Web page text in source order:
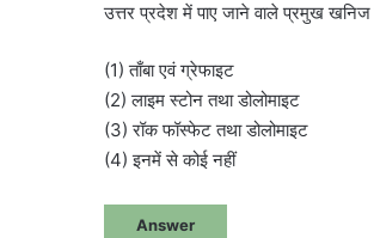
उत्तर प्रदेश में पाए जाने वाले प्रमुख खनिज
(1) ताँबा एवं ग्रेफाइट
(2) लाइम स्टोन तथा डोलोमाइट
(3) रॉक फॉस्फेट तथा डोलोमाइट
(4) इनमें से कोई नहीं
Answer